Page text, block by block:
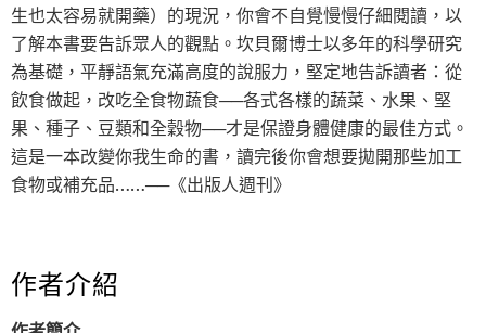
生也太容易就開藥）的現況，你會不自覺慢慢仔細閱讀，以
了解本書要告訴眾人的觀點。坎貝爾博士以多年的科學研究
為基礎，平靜語氣充滿高度的說服力，堅定地告訴讀者：從
飲食做起，改吃全食物蔬食──各式各樣的蔬菜、水果、堅
果、種子、豆類和全穀物──才是保證身體健康的最佳方式。
這是一本改變你我生命的書，讀完後你會想要拋開那些加工
食物或補充品……──《出版人週刊》
作者介紹